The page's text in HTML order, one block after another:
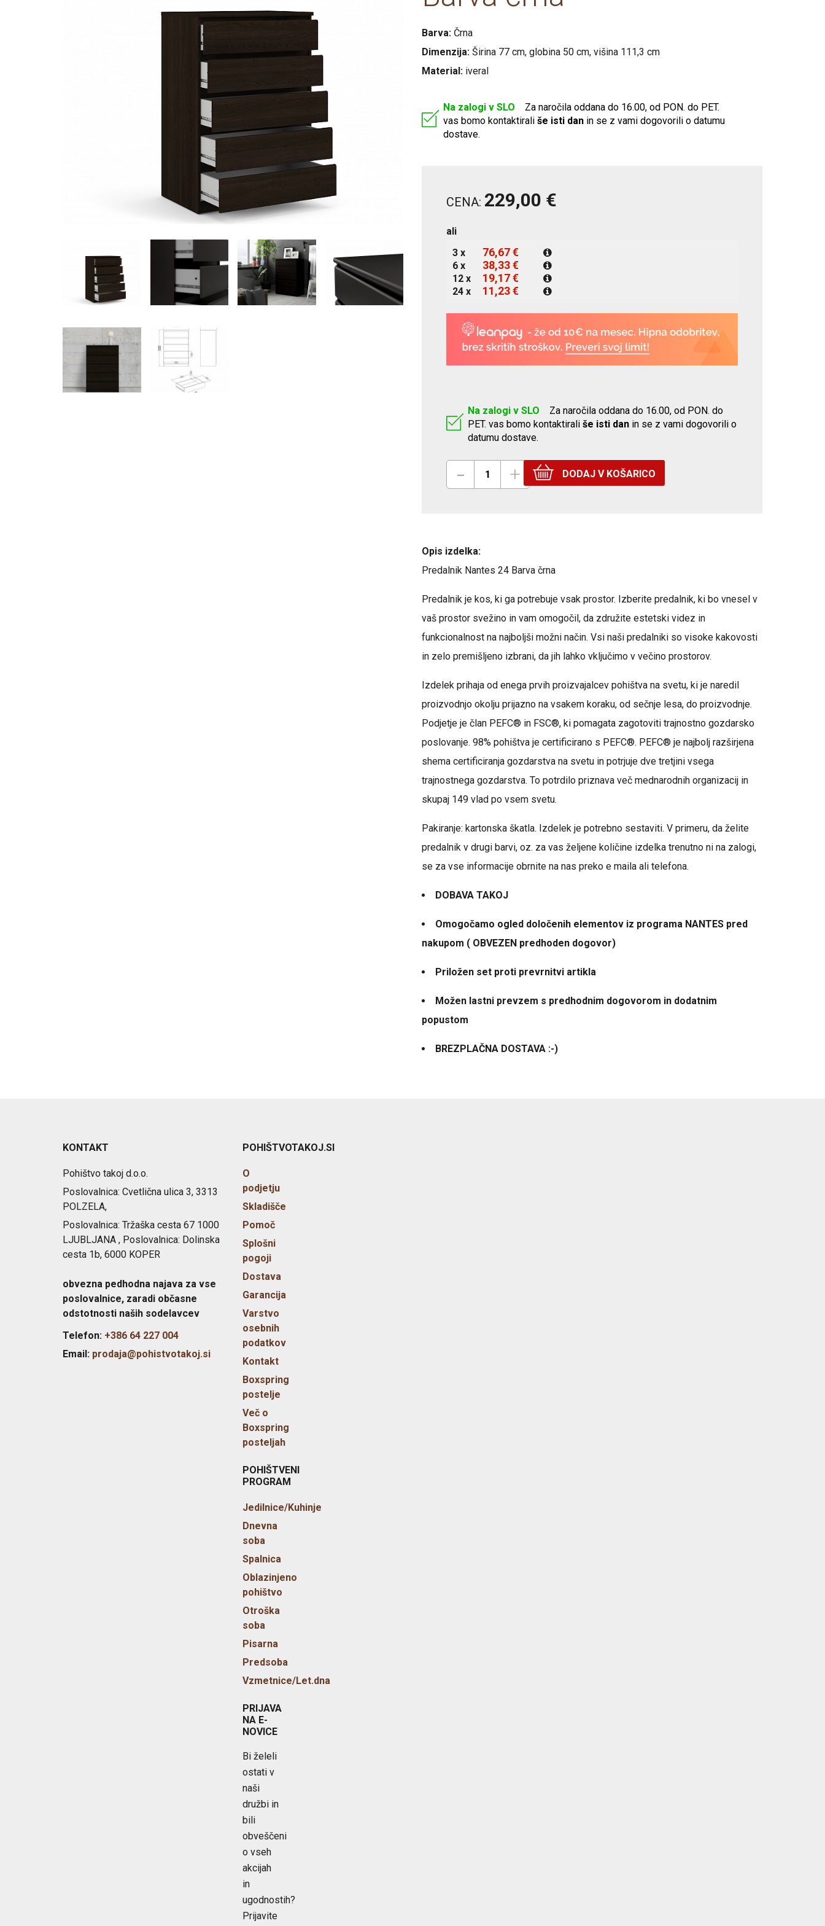
Poličniki
Predalniki
Nočne omariceKlubske mize
Barva: Črna
Dimenzija: Širina 77 cm, globina 50 cm, višina 111,3 cm
Material: iveral
Na zalogi v SLO
Za naročila oddana do 16.00, od PON. do PET.
vas bomo kontaktirali še isti dan in se z vami dogovorili o datumu
dostave.
CENA: 229,00 €
ali
3 x
76,67 €
6 x 38,33 €
12 x 19,17 €
24 x 11,23 €
Na zalogi v SLO
Za naročila oddana do 16.00, od PON. do
PET. vas bomo kontaktirali še isti dan in se z vami dogovorili o
datumu dostave.
- + DODAJ V KOŠARICO
Opis izdelka:
Predalnik Nantes 24 Barva črna
Predalnik je kos, ki ga potrebuje vsak prostor. Izberite predalnik, ki bo vnesel v
vaš prostor svežino in vam omogočil, da združite estetski videz in
funkcionalnost na najboljši možni način. Vsi naši predalniki so visoke kakovosti
in zelo premišljeno izbrani, da jih lahko vključimo v večino prostorov.
Izdelek prihaja od enega prvih proizvajalcev pohištva na svetu, ki je naredil
proizvodnjo okolju prijazno na vsakem koraku, od sečnje lesa, do proizvodnje.
Podjetje je član PEFC® in FSC®, ki pomagata zagotoviti trajnostno gozdarsko
poslovanje. 98% pohištva je certificirano s PEFC®. PEFC® je najbolj razširjena
shema certificiranja gozdarstva na svetu in potrjuje dve tretjini vsega
trajnostnega gozdarstva. To potrdilo priznava več mednarodnih organizacij in
skupaj 149 vlad po vsem svetu.
Pakiranje: kartonska škatla. Izdelek je potrebno sestaviti. V primeru, da želite
predalnik v drugi barvi, oz. za vas željene količine izdelka trenutno ni na zalogi,
se za vse informacije obrnite na nas preko e maila ali telefona.
DOBAVA TAKOJ
Omogočamo ogled določenih elementov iz programa NANTES pred
nakupom ( OBVEZEN predhoden dogovor)
Priložen set proti prevrnitvi artikla
Možen lastni prevzem s predhodnim dogovorom in dodatnim
popustom
BREZPLAČNA DOSTAVA :-)
KONTAKT
Pohištvo takoj d.o.o.
Poslovalnica: Cvetlična ulica 3, 3313
POLZELA,
Poslovalnica: Tržaška cesta 67 1000
LJUBLJANA , Poslovalnica: Dolinska
cesta 1b, 6000 KOPER
obvezna pedhodna najava za vse
poslovalnice, zaradi občasne
odstotnosti naših sodelavcev
Telefon: +386 64 227 004
Email: prodaja@pohistvotakoj.si
POHIŠTVOTAKOJ.SI
O
podjetju
Skladišče
Pomoč
Splošni
pogoji
Dostava
Garancija
Varstvo
osebnih
podatkov
Kontakt
Boxspring
postelje
Več o
Boxspring
posteljah
POHIŠTVENI
PROGRAM
Jedilnice/Kuhinje
Dnevna
soba
Spalnica
Oblazinjeno
pohištvo
Otroška
soba
Pisarna
Predsoba
Vzmetnice/Let.dna
PRIJAVA
NA E-
NOVICE
Bi želeli
ostati v
naši
družbi in
bili
obveščeni
o vseh
akcijah
in
ugodnostih?
Prijavite